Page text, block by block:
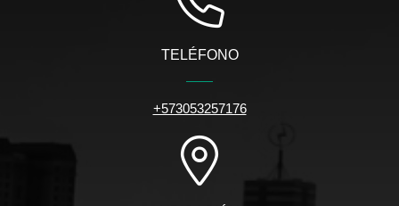
TELÉFONO
+573053257176